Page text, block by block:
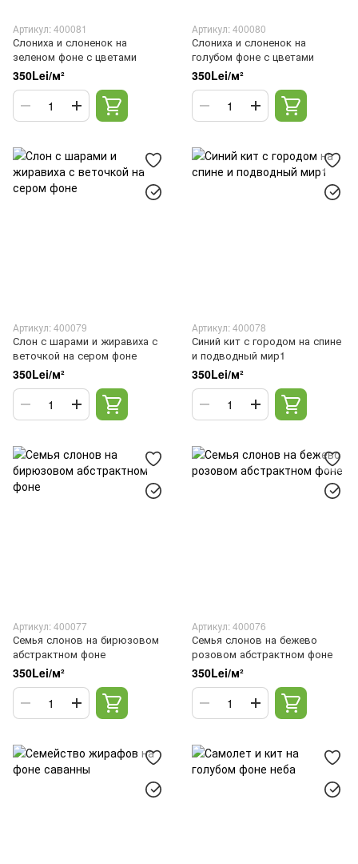
Артикул: 400081
Слониха и слоненок на
зеленом фоне с цветами
350Lei/м²
Артикул: 400080
Слониха и слоненок на
голубом фоне с цветами
350Lei/м²
Артикул: 400079
Слон с шарами и жиравиха с
веточкой на сером фоне
350Lei/м²
Артикул: 400078
Синий кит с городом на спине
и подводный мир1
350Lei/м²
Артикул: 400077
Семья слонов на бирюзовом
абстрактном фоне
350Lei/м²
Артикул: 400076
Семья слонов на бежево
розовом абстрактном фоне
350Lei/м²